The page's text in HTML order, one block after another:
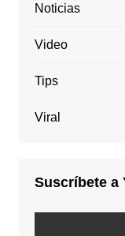
Noticias
Video
Tips
Viral
Suscríbete a